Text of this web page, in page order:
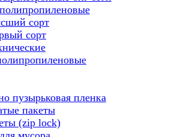
сорт
сорт
пузырьковая пленка
пакеты
(zip lock)